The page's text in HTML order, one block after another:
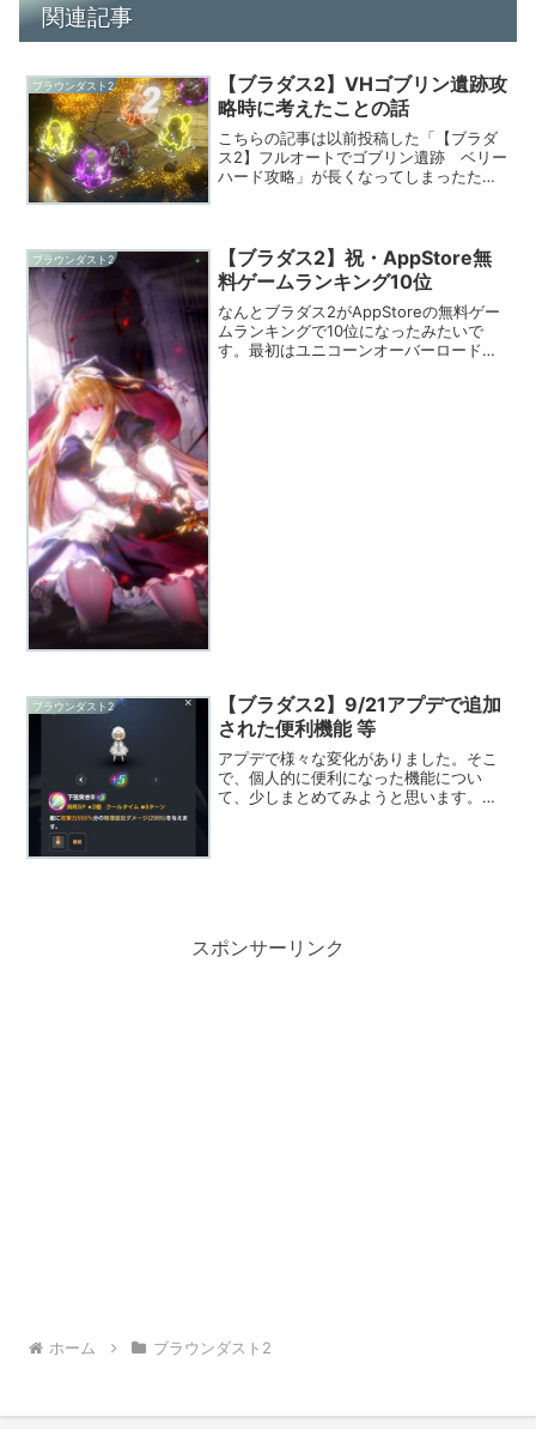
関連記事
ブラウンダスト2
【ブラダス2】VHゴブリン遺跡攻
略時に考えたことの話
こちらの記事は以前投稿した「【ブラダ
ス2】フルオートでゴブリン遺跡 ベリー
ハード攻略」が長くなってしまったた
ています。以前の記事をま...
ブラウンダスト2
【ブラダス2】祝・AppStore無
料ゲームランキング10位
なんとブラダス2がAppStoreの無料ゲー
ムランキングで10位になったみたいで
す。最初はユニコーンオーバーロードが
ブラウンダスト2
【ブラダス2】9/21アプデで追加
された便利機能 等
アプデで様々な変化がありました。そこ
で、個人的に便利になった機能につい
て、少しまとめてみようと思います。■
スポンサーリンク
ホーム ブラウンダスト2